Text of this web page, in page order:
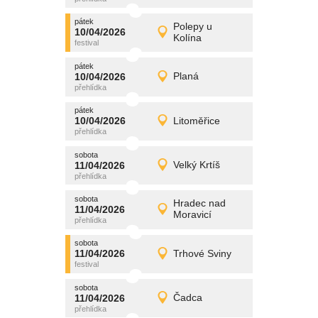
pátek
10/04/2026
Polepy u
Kolína
pátek
10/04/2026 Detail
promítání
pátek
10/04/2026 Planá
pátek
10/04/2026 Detail
promítání
pátek
10/04/2026 Litoměřice
pátek
10/04/2026 Detail
promítání
sobota
11/04/2026 Velký Krtíš
sobota
11/04/2026 Detail
promítání
sobota
11/04/2026
Hradec nad
Moravicí
sobota
11/04/2026 Detail
promítání
sobota
11/04/2026 Trhové Sviny
sobota
11/04/2026 Detail
promítání
sobota
11/04/2026 Čadca
sobota
11/04/2026 Detail
promítání